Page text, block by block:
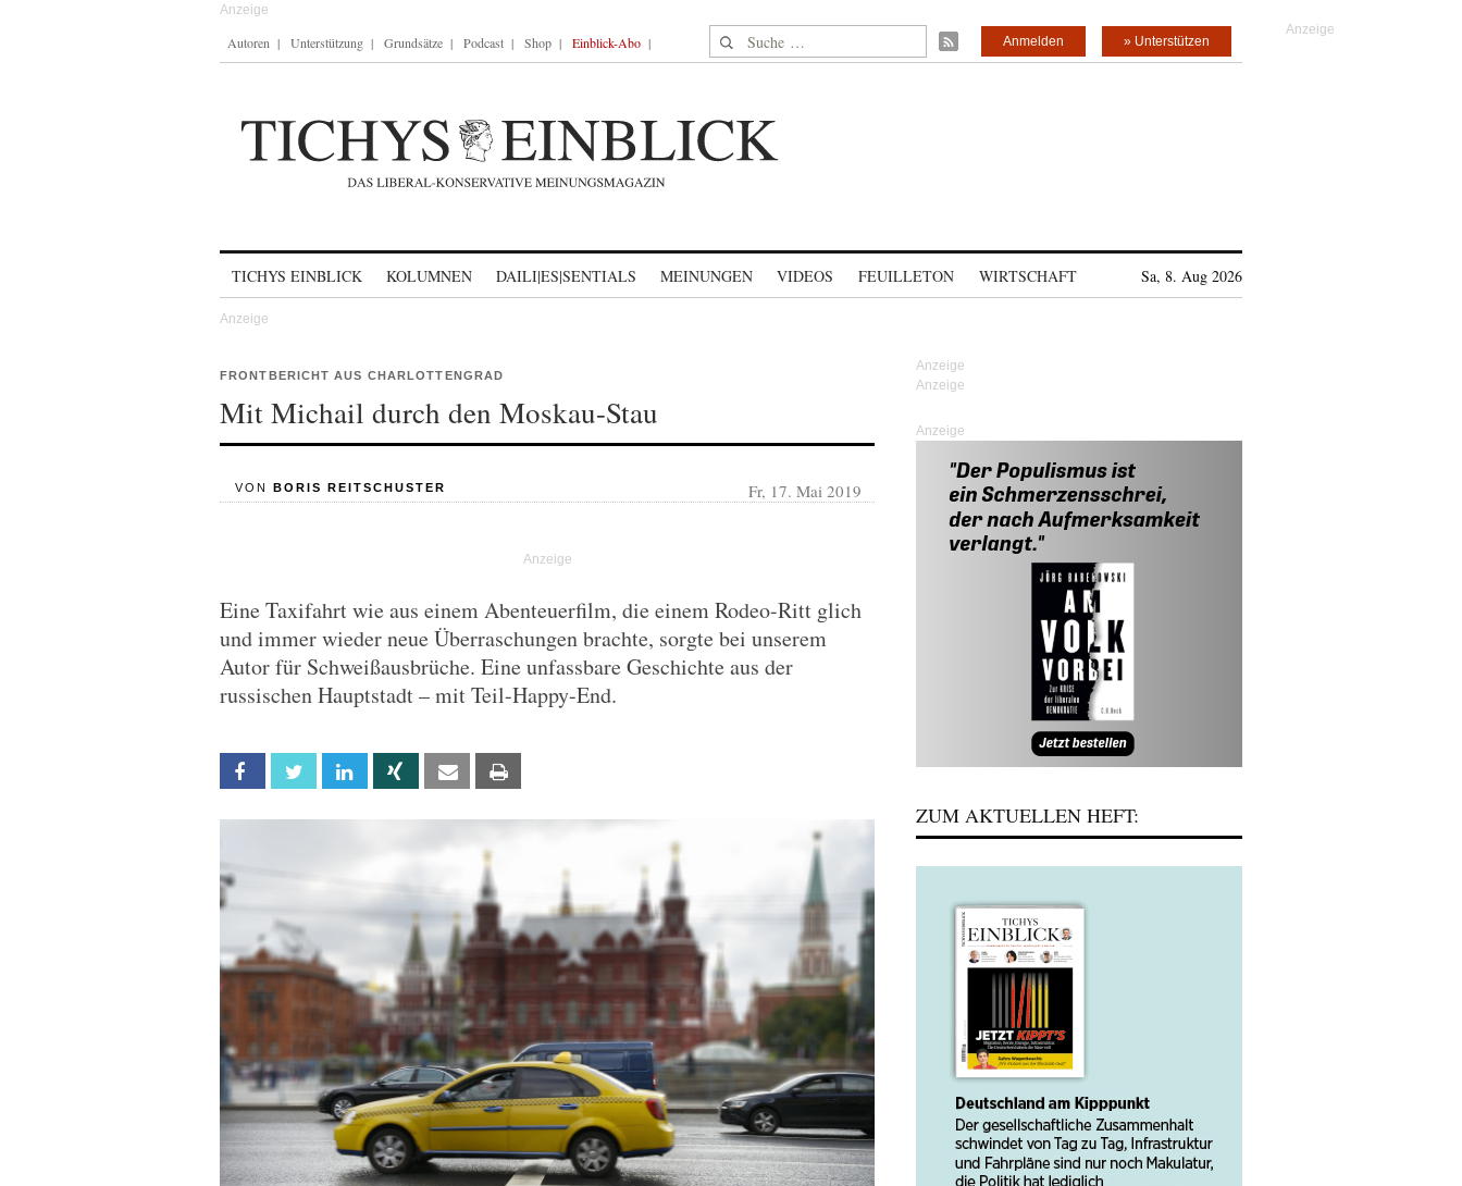
Autoren Unterstützung Grundsätze Podcast Shop Einblick-Abo Suche nach: » Unterstützen
Anmelden
TICHYS EINBLICK KOLUMNEN DAILI|ES|SENTIALS MEINUNGEN VIDEOS FEUILLETON WIRTSCHAFT Sa, 8. Aug 2026
FRONTBERICHT AUS CHARLOTTENGRAD
Mit Michail durch den Moskau-Stau
VON BORIS REITSCHUSTER Fr, 17. Mai 2019
Eine Taxifahrt wie aus einem Abenteuerfilm, die einem Rodeo-Ritt glich
und immer wieder neue Überraschungen brachte, sorgte bei unserem
Autor für Schweißausbrüche. Eine unfassbare Geschichte aus der
russischen Hauptstadt – mit Teil-Happy-End.
Facebook Twitter Linkedin Xing Email
Anzeige
ZUM AKTUELLEN HEFT: